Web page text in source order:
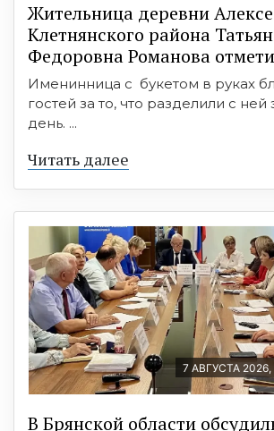
Жительница деревни
Клетнянского района
Федоровна Романова
Именинница с букетом в руках
гостей за то, что разделили с
день. ...
Читать далее
7 АВГУСТА 2026,
В Брянской области